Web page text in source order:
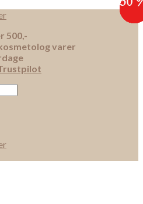
500,-
varer